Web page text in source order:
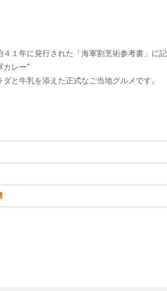
４１年に発行された「海軍割烹術参考書」に
カレー”
ダと牛乳を添えた正式なご当地グルメです。